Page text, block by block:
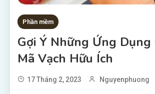
Phần mềm
Gợi Ý Những Ứng Dụng
Mã Vạch Hữu Ích
17 Tháng 2, 2023 Nguyenphuong